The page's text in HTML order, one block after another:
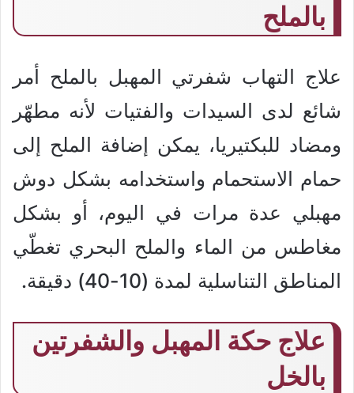
بالملح
علاج التهاب شفرتي المهبل بالملح أمر
شائع لدى السيدات والفتيات لأنه مطهّر
ومضاد للبكتيريا، يمكن إضافة الملح إلى
حمام الاستحمام واستخدامه بشكل دوش
مهبلي عدة مرات في اليوم، أو بشكل
مغاطس من الماء والملح البحري تغطّي
المناطق التناسلية لمدة (10-40) دقيقة.
علاج حكة المهبل والشفرتين
بالخل